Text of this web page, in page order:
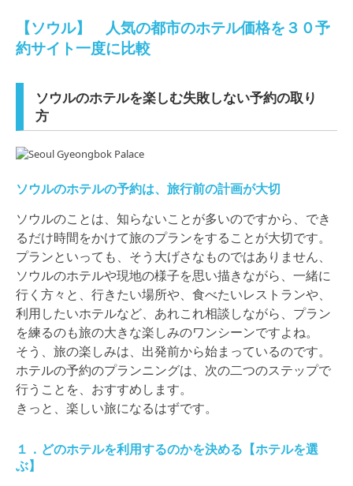
【ソウル】 人気の都市のホテル価格を３０予
約サイト一度に比較
ソウルのホテルを楽しむ失敗しない予約の取り
方
ソウルのホテルの予約は、旅行前の計画が大切
ソウルのことは、知らないことが多いのですから、でき
るだけ時間をかけて旅のプランをすることが大切です。
プランといっても、そう大げさなものではありません、
ソウルのホテルや現地の様子を思い描きながら、一緒に
行く方々と、行きたい場所や、食べたいレストランや、
利用したいホテルなど、あれこれ相談しながら、プラン
を練るのも旅の大きな楽しみのワンシーンですよね。
そう、旅の楽しみは、出発前から始まっているのです。
ホテルの予約のプランニングは、次の二つのステップで
行うことを、おすすめします。
きっと、楽しい旅になるはずです。
１．どのホテルを利用するのかを決める【ホテルを選
ぶ】